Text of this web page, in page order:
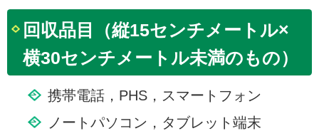
回収品目（縦15センチメートル×
横30センチメートル未満のもの）
携帯電話，PHS，スマートフォン
ノートパソコン，タブレット端末